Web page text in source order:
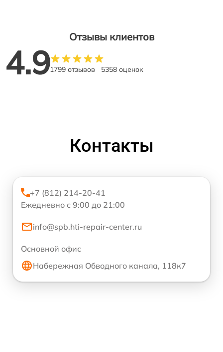
Отзывы клиентов
4.91799 отзывов 5358 оценок
Контакты
+7 (812) 214-20-41
Ежедневно с 9:00 до 21:00
info@spb.hti-repair-center.ru
Основной офис
Набережная Обводного канала, 118к7